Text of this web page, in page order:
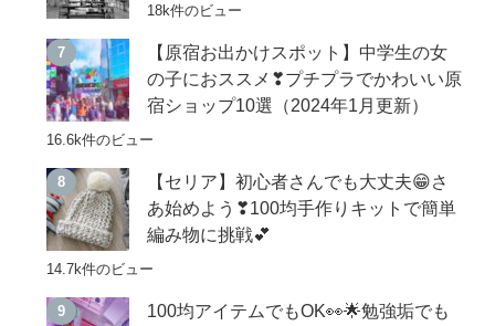
18k件のビュー
【原宿お出かけスポット】中学生の女
の子におススメ❣プチプラでかわいい原
宿ショップ10選（2024年1月更新）
16.6k件のビュー
【セリア】初心者さんでも大丈夫😁さ
あ始めよう❣100均手作りキットで簡単
編み物に挑戦💕
14.7k件のビュー
100均アイテムでもOK👀🌟勉強垢でも